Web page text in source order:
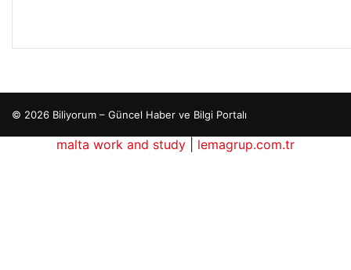
© 2026 Biliyorum – Güncel Haber ve Bilgi Portalı
malta work and study
lemagrup.com.tr